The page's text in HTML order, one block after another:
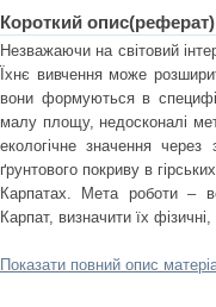
Короткий
Незважаючи на світовий
Їхнє вивчення може
вони формуються в
малу площу, недосконалі
екологічне значення через
ґрунтового покриву в
Карпатах. Мета роботи –
Карпат, визначити їх
Показати повний опис